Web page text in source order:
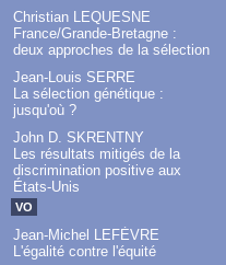
Christian LEQUESNE
France/Grande-Bretagne :
deux approches de la sélection
Jean-Louis SERRE
La sélection génétique :
jusqu'où ?
John D. SKRENTNY
Les résultats mitigés de la
discrimination positive aux
États-Unis
VO
Jean-Michel LEFÈVRE
L'égalité contre l'équité